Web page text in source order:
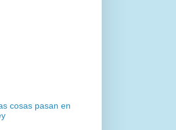
cosas pasan en